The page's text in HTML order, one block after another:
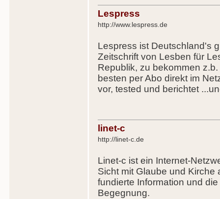
Lespress
http://www.lespress.de
Lespress ist Deutschland's
Zeitschrift von Lesben für
Republik, zu bekommen
besten per Abo direkt im
vor, tested und berichtet
linet-c
http://linet-c.de
Linet-c ist ein Internet-
Sicht mit Glaube und
fundierte Information und
Begegnung.